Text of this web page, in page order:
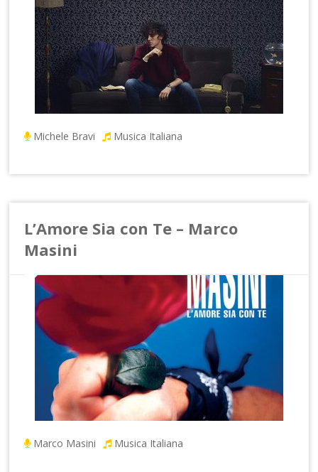
Michele Bravi Musica Italiana
L’Amore Sia con Te – Marco
Masini
Marco Masini Musica Italiana